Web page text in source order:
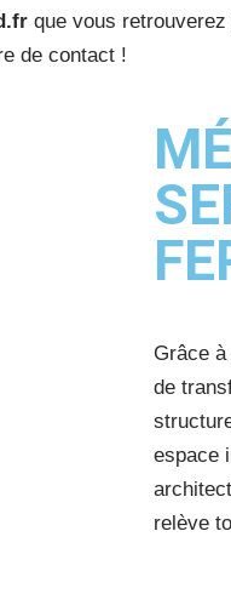
que vous retrouverez
de contact !
Grâce
de
espace
relève